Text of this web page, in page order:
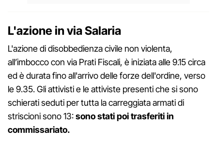
L'azione in via Salaria
L'azione di disobbedienza civile non violenta,
all’imbocco con via Prati Fiscali, è iniziata alle 9.15 circa
ed è durata fino all'arrivo delle forze dell'ordine, verso
le 9.35. Gli attivisti e le attiviste presenti che si sono
schierati seduti per tutta la carreggiata armati di
striscioni sono 13:sono stati poi trasferiti in
commissariato.